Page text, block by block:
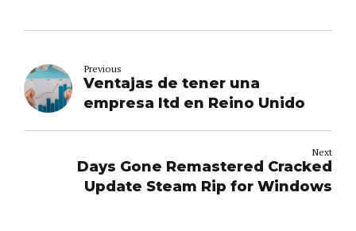
Previous
Ventajas de tener una
empresa ltd en Reino Unido
Next
Days Gone Remastered Cracked
Update Steam Rip for Windows